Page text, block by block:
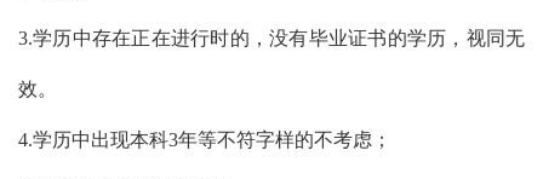
3.学历中存在正在进行时的，没有毕业证书的学历，视同无
效。
4.学历中出现本科3年等不符字样的不考虑；